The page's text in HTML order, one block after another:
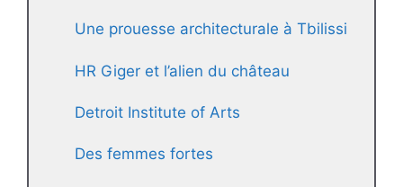
Une prouesse architecturale à Tbilissi
HR Giger et l’alien du château
Detroit Institute of Arts
Des femmes fortes